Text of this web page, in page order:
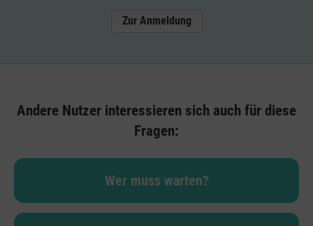
Zur Anmeldung
Andere Nutzer interessieren sich auch für diese
Fragen:
Wer muss warten?